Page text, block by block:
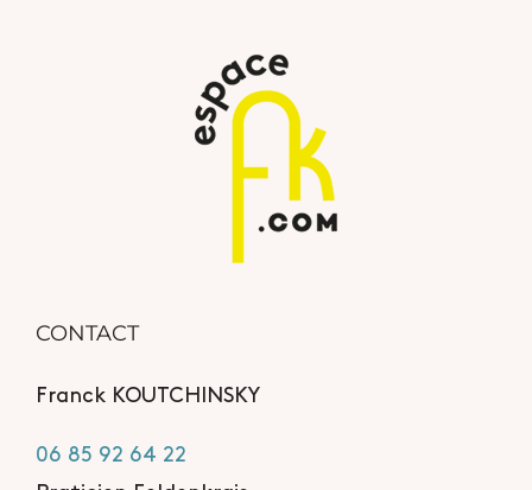
CONTACT
Franck KOUTCHINSKY
06 85 92 64 22